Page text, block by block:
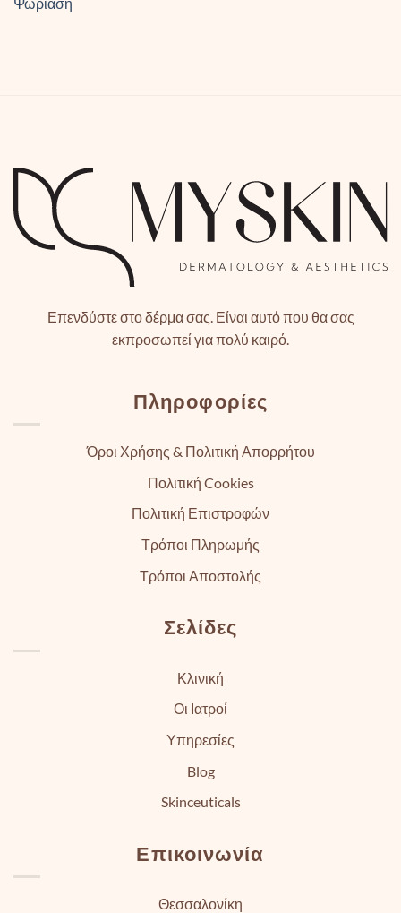
Ψωρίαση
Επενδύστε στο δέρμα σας. Είναι αυτό που θα σας
εκπροσωπεί για πολύ καιρό.
Πληροφορίες
Όροι Χρήσης & Πολιτική Απορρήτου
Πολιτική Cookies
Πολιτική Επιστροφών
Τρόποι Πληρωμής
Τρόποι Αποστολής
Σελίδες
Κλινική
Οι Ιατροί
Υπηρεσίες
Blog
Skinceuticals
Επικοινωνία
Θεσσαλονίκη